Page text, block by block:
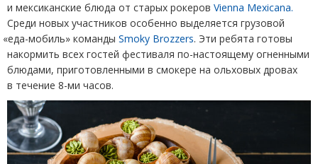
и мексиканские блюда от старых рокеров Vienna Mexicana.
Среди новых участников особенно выделяется грузовой
«еда-мобиль» команды Smoky Brozzers. Эти ребята готовы
накормить всех гостей фестиваля по-настоящему огненными
блюдами, приготовленными в смокере на ольховых дровах
в течение 8-ми часов.